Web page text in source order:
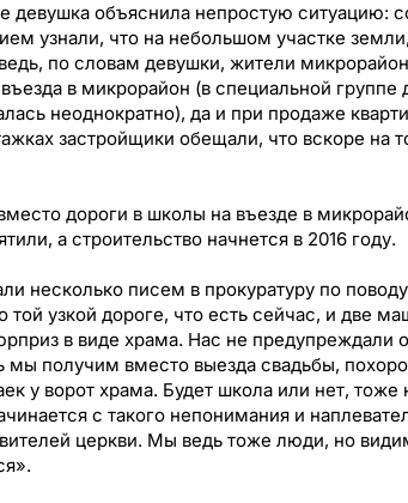
девушка объяснила непростую ситуацию:
узнали, что на небольшом участке
по словам девушки, жители
въезда в микрорайон (в специальной
неоднократно), да и при продаже
застройщики обещали, что вскоре на
дороги в школы на въезде в
а строительство начнется в 2016 году.
несколько писем в прокуратуру по
той узкой дороге, что есть сейчас, и две
в виде храма. Нас не
мы получим вместо выезда свадьбы,
у ворот храма. Будет школа или нет, тоже
с такого непонимания и
церкви. Мы ведь тоже люди, но